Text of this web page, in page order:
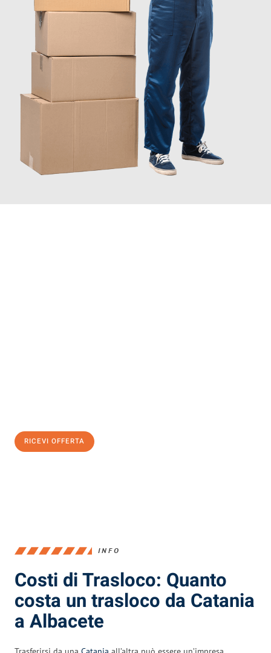
RICEVI OFFERTA
INFO
Costi di Trasloco: Quanto
costa un trasloco da Catania
a Albacete